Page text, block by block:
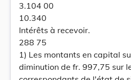
3.104 00
10.340
Intérêts à recevoir.
288 75
1) Les montants en capital
diminution de fr. 997,75 sur